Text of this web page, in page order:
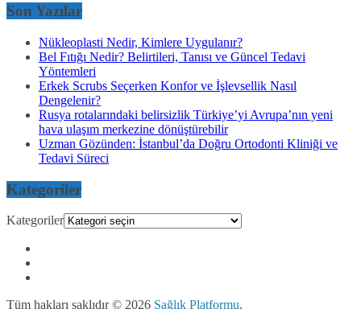
Son Yazılar
Nükleoplasti Nedir, Kimlere Uygulanır?
Bel Fıtığı Nedir? Belirtileri, Tanısı ve Güncel Tedavi
Yöntemleri
Erkek Scrubs Seçerken Konfor ve İşlevsellik Nasıl
Dengelenir?
Rusya rotalarındaki belirsizlik Türkiye’yi Avrupa’nın yeni
hava ulaşım merkezine dönüştürebilir
Uzman Gözünden: İstanbul’da Doğru Ortodonti Kliniği ve
Tedavi Süreci
Kategoriler
Kategoriler
Tüm hakları saklıdır © 2026 Sağlık Platformu.